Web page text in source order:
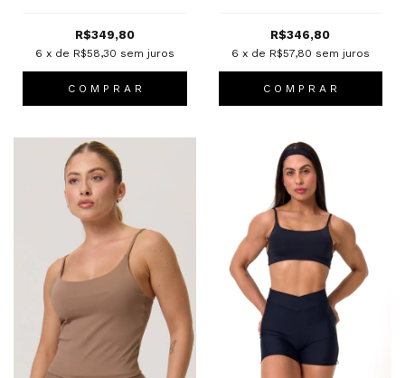
R$349,80
6 x de R$58,30 sem juros
C O M P R A R
R$346,80
6 x de R$57,80 sem juros
C O M P R A R